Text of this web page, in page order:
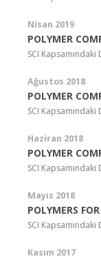
Nisan 2019
POLYMER
SCI Kapsamındaki
Ağustos 2018
POLYMER
SCI Kapsamındaki
Haziran 2018
POLYMER
SCI Kapsamındaki
Mayıs 2018
POLYMERS
SCI Kapsamındaki
Kasım 2017